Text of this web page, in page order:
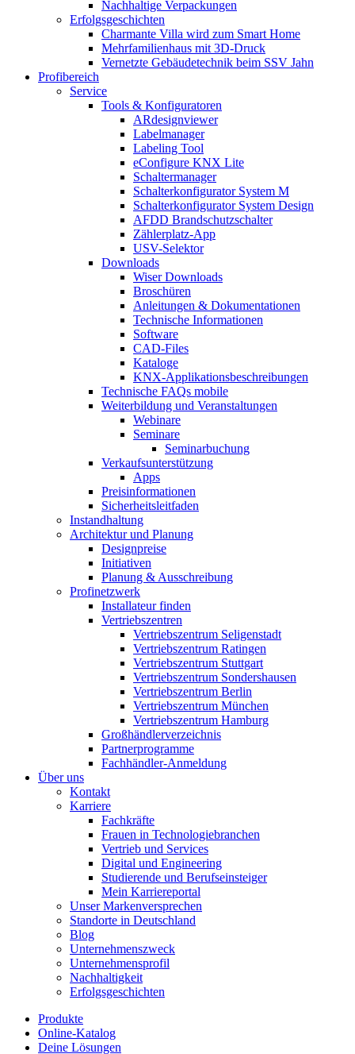
Nachhaltige Verpackungen
Erfolgsgeschichten
Charmante Villa wird zum Smart Home
Mehrfamilienhaus mit 3D-Druck
Vernetzte Gebäudetechnik beim SSV Jahn
Profibereich
Service
Tools & Konfiguratoren
ARdesignviewer
Labelmanager
Labeling Tool
eConfigure KNX Lite
Schaltermanager
Schalterkonfigurator System M
Schalterkonfigurator System Design
AFDD Brandschutzschalter
Zählerplatz-App
USV-Selektor
Downloads
Wiser Downloads
Broschüren
Anleitungen & Dokumentationen
Technische Informationen
Software
CAD-Files
Kataloge
KNX-Applikationsbeschreibungen
Technische FAQs mobile
Weiterbildung und Veranstaltungen
Webinare
Seminare
Seminarbuchung
Verkaufsunterstützung
Apps
Preisinformationen
Sicherheitsleitfaden
Instandhaltung
Architektur und Planung
Designpreise
Initiativen
Planung & Ausschreibung
Profinetzwerk
Installateur finden
Vertriebszentren
Vertriebszentrum Seligenstadt
Vertriebszentrum Ratingen
Vertriebszentrum Stuttgart
Vertriebszentrum Sondershausen
Vertriebszentrum Berlin
Vertriebszentrum München
Vertriebszentrum Hamburg
Großhändlerverzeichnis
Partnerprogramme
Fachhändler-Anmeldung
Über uns
Kontakt
Karriere
Fachkräfte
Frauen in Technologiebranchen
Vertrieb und Services
Digital und Engineering
Studierende und Berufseinsteiger
Mein Karriereportal
Unser Markenversprechen
Standorte in Deutschland
Blog
Unternehmenszweck
Unternehmensprofil
Nachhaltigkeit
Erfolgsgeschichten
Produkte
Online-Katalog
Deine Lösungen